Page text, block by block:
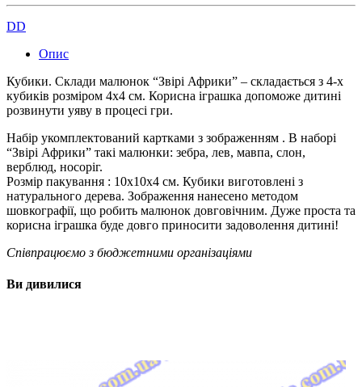
DD
Опис
Кубики. Склади малюнок “Звірі Африки” – складається з 4-х
кубиків розміром 4х4 см. Корисна іграшка допоможе дитині
розвинути уяву в процесі гри.
Набір укомплектований картками з зображенням . В наборі
“Звірі Африки” такі малюнки: зебра, лев, мавпа, слон,
верблюд, носоріг.
Розмір пакування : 10х10х4 см. Кубики виготовлені з
натурального дерева. Зображення нанесено методом
шовкографії, що робить малюнок довговічним. Дуже проста та
корисна іграшка буде довго приносити задоволення дитині!
Співпрацюємо з бюджетними організаціями
Ви дивилися